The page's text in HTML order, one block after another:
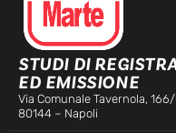
STUDI DI
ED EMISSIONE
Via Comunale Tavernola,
80144 – Napoli